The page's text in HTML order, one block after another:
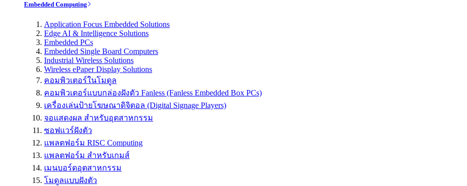
Embedded Computing
Application Focus Embedded Solutions
Edge AI & Intelligence Solutions
Embedded PCs
Embedded Single Board Computers
Industrial Wireless Solutions
Wireless ePaper Display Solutions
คอมพิวเตอร์ในโมดูล
คอมพิวเตอร์แบบกล่องฝังตัว Fanless (Fanless Embedded Box PCs)
เครื่องเล่นป้ายโฆษณาดิจิตอล (Digital Signage Players)
จอแสดงผล สำหรับอุตสาหกรรม
ซอฟแวร์ฝังตัว
แพลตฟอร์ม RISC Computing
แพลตฟอร์ม สำหรับเกมส์
เมนบอร์ดอุตสาหกรรม
โมดูลแบบฝังตัว